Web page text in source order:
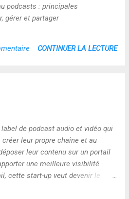
podcasts : principales
gérer et partager
CONTINUER LA LECTURE
de podcast audio et vidéo qui
leur propre chaîne et au
leur contenu sur un portail
une meilleure visibilité.
cette start-up veut devenir le